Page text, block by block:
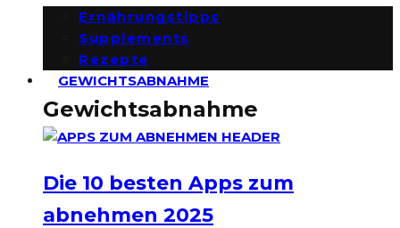
Ernährungstipps
Supplements
Rezepte
GEWICHTSABNAHME
Gewichtsabnahme
Die 10 besten Apps zum
abnehmen 2025